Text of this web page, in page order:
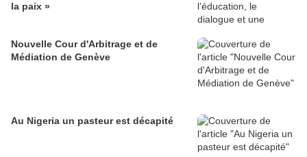
la paix »
Nouvelle Cour d'Arbitrage et de
Médiation de Genève
Au Nigeria un pasteur est décapité